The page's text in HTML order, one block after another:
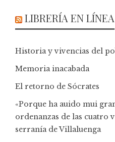
LIBRERÍA EN LÍNEA
Historia y vivencias del
Memoria inacabada
El retorno de Sócrates
«Porque ha auido mui
ordenanzas de las cuatro
serranía de Villaluenga